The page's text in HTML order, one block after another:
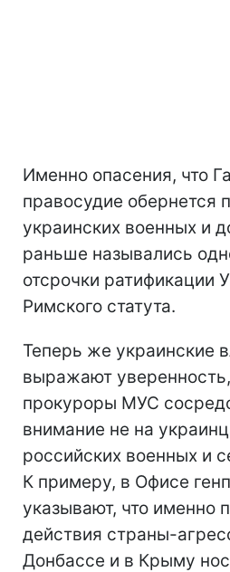
Именно опасения, что
правосудие обернется
украинских военных и
раньше назывались
отсрочки ратификации
Римского статута.
Теперь же украинские
выражают
прокуроры МУС
внимание не на
российских военных и
К примеру, в Офисе
указывают, что именно
действия страны-
Донбассе и в Крыму